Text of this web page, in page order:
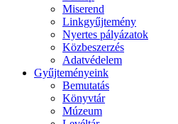
Miserend
Linkgyűjtemény
Nyertes pályázatok
Közbeszerzés
Adatvédelem
Gyűjteményeink
Bemutatás
Könyvtár
Múzeum